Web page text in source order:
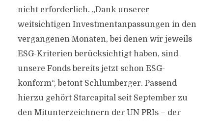
nicht erforderlich. „Dank unserer
weitsichtigen Investmentanpassungen in den
vergangenen Monaten, bei denen wir jeweils
ESG-Kriterien berücksichtigt haben, sind
unsere Fonds bereits jetzt schon ESG-
konform“, betont Schlumberger. Passend
hierzu gehört Starcapital seit September zu
den Mitunterzeichnern der UN PRIs – der